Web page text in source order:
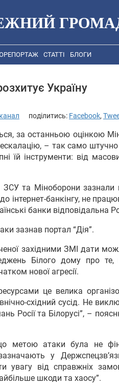
СТАТТІ БЛОГИ
Україну
поділитись: Facebook,
за останньою оцінкою
– так само
їй інструменти: від
та Міноборони зазнали
інтернет-банкінгу, не
банки відповідальна
зазнав портал “Дія”.
західними ЗМІ дати
Білого дому про
нової агресії.
це велика
східний сусід. Не
Росії та Білорусі”, –
атаки була не
у
увагу від справжніх
шкоди та хаосу”.